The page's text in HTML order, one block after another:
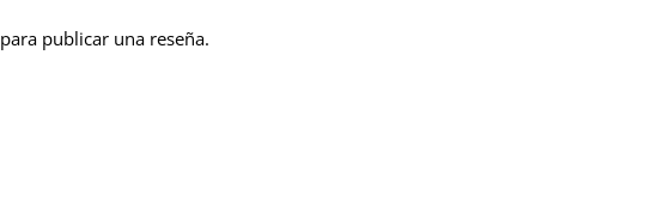
para publicar una reseña.